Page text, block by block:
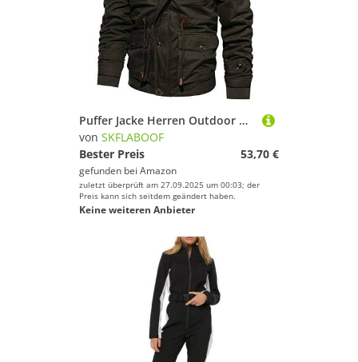
Puffer Jacke Herren Outdoor Daunenjacken Für Winter Arbeitsjacke Parka Winterjacke Autumn Jacket Men Armeegrün, XXL
von SKFLABOOF
Bester Preis
53,70 €
gefunden bei Amazon
zuletzt überprüft am 27.09.2025 um 00:03; der
Preis kann sich seitdem geändert haben.
Keine weiteren Anbieter